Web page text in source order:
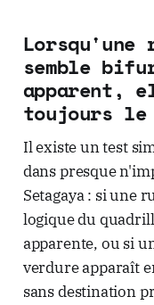
Lorsqu'une
semble
apparent,
toujours le
Il existe un test
dans presque
Setagaya : si une
logique du
apparente, ou si
verdure apparaît
sans destination